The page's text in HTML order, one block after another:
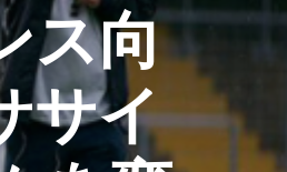
見るス向
サイ